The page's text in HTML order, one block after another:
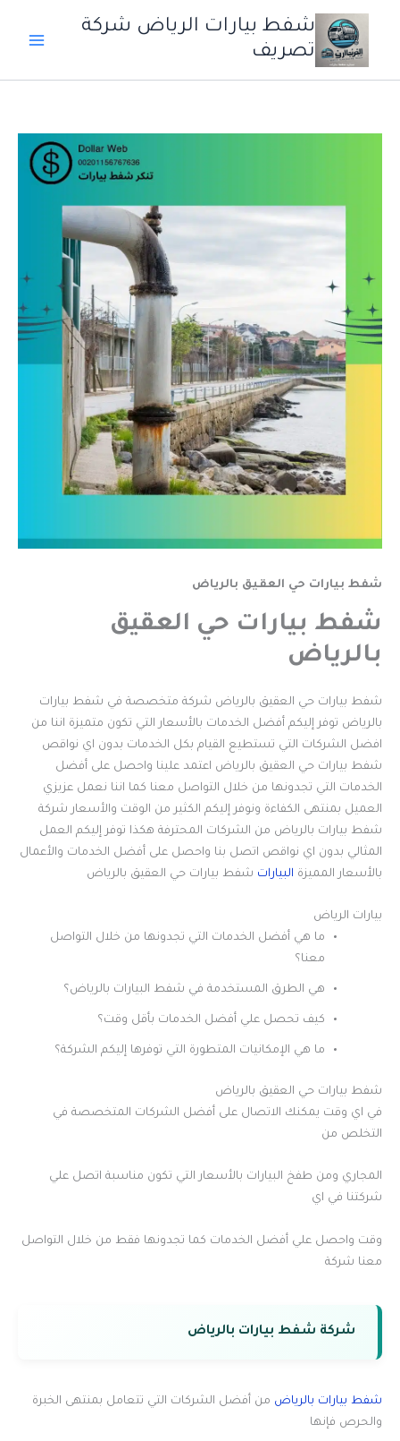
المحتوى
شفط بيارات الرياض شركة
تصريف
شفط بيارات حي العقيق بالرياض
شفط بيارات حي العقيق
بالرياض
شفط بيارات حي العقيق بالرياض شركة متخصصة في شفط بيارات
بالرياض توفر إليكم أفضل الخدمات بالأسعار التي تكون متميزة اننا من
افضل الشركات التي تستطيع القيام بكل الخدمات بدون اي نواقص
شفط بيارات حي العقيق بالرياض اعتمد علينا واحصل على أفضل
الخدمات التي تجدونها من خلال التواصل معنا كما اننا نعمل عزيزي
العميل بمنتهى الكفاءة ونوفر إليكم الكثير من الوقت والأسعار شركة
شفط بيارات بالرياض من الشركات المحترفة هكذا توفر إليكم العمل
المثالي بدون اي نواقص اتصل بنا واحصل على أفضل الخدمات والأعمال
بالأسعار المميزة البيارات شفط بيارات حي العقيق بالرياض
بيارات الرياض
ما هي أفضل الخدمات التي تجدونها من خلال التواصل
معنا؟
هي الطرق المستخدمة في شفط البيارات بالرياض؟
كيف تحصل علي أفضل الخدمات بأقل وقت؟
ما هي الإمكانيات المتطورة التي توفرها إليكم الشركة؟
شفط بيارات حي العقيق بالرياض
في اي وقت يمكنك الاتصال على أفضل الشركات المتخصصة في
التخلص من
المجاري ومن طفخ البيارات بالأسعار التي تكون مناسبة اتصل علي
شركتنا في اي
وقت واحصل علي أفضل الخدمات كما تجدونها فقط من خلال التواصل
معنا شركة
شركة شفط بيارات بالرياض
شفط بيارات بالرياض من أفضل الشركات التي تتعامل بمنتهى الخبرة
والحرص فإنها